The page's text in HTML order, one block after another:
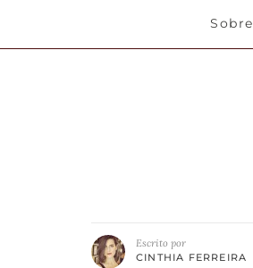
Sobre
Escrito por
CINTHIA FERREIRA